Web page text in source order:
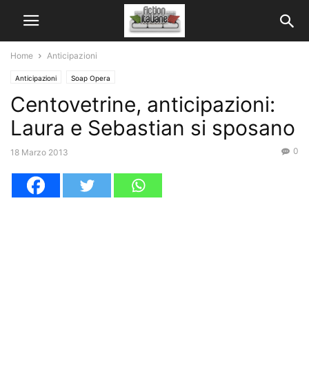
Home Anticipazioni
Anticipazioni Soap Opera
Centovetrine, anticipazioni:
Laura e Sebastian si sposano
18 Marzo 2013 0